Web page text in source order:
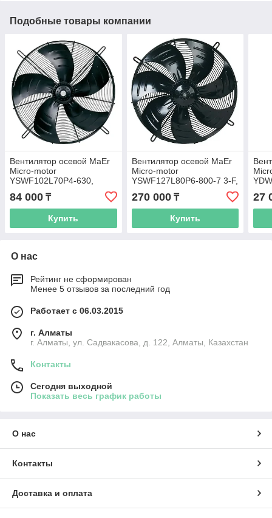
Подобные товары компании
Вентилятор осевой MaEr
Micro-motor
YSWF102L70P4-630,
12000 м3/час
84 000 ₸
Купить
Вентилятор осевой MaEr
Micro-motor
YSWF127L80P6-800-7 3-F,
18000 м3/час
270 000₸
Купить
27
О нас
Рейтинг не сформирован
Менее 5 отзывов за последний год
Работает с 06.03.2015
г. Алматы
г. Алматы, ул. Садвакасова, д. 122, Алматы, Казахстан
Контакты
Сегодня выходной
Показать весь график работы
О нас
Контакты
Доставка и оплата